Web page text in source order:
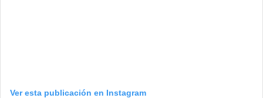
Ver esta publicación en Instagram